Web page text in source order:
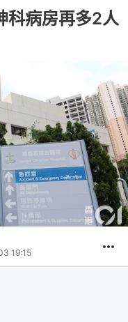
科病房再多2人
19:15